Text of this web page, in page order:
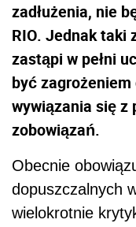
zadłużenia, nie
RIO. Jednak taki
zastąpi w pełni
być
wywiązania się z
zobowiązań.
Obecnie
dopuszczalnych
wielokrotnie